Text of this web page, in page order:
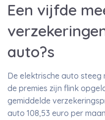
Een vijfde
auto?s
De elektrische auto
de premies zijn flink
gemiddelde
auto 108,53 euro per